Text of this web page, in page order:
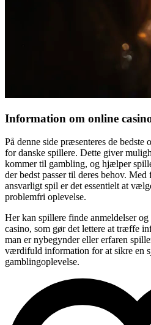
Information om online
På denne side præsenteres de
for danske spillere. Dette giver
kommer til gambling, og hjælper
der bedst passer til deres behov.
ansvarligt spil er det essentielt at
problemfri oplevelse.
Her kan spillere finde anmeldelser
casino, som gør det lettere at træffe
man er nybegynder eller erfaren
værdifuld information for at sikre en
gamblingoplevelse.